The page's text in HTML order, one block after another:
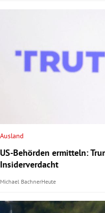
Ausland
US-Behörden ermitteln:
Insiderverdacht
Michael BachnerHeute